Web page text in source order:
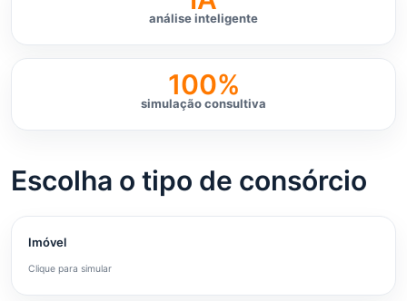
análise inteligente
100%
simulação consultiva
Escolha o tipo de consórcio
Imóvel
Clique para simular